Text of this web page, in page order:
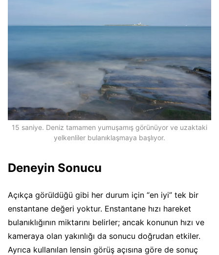
15 saniye. Deniz tamamen yumuşamış görünüyor ve uzaktaki
yelkenliler bulanıklaşmaya başlıyor.
Deneyin Sonucu
Açıkça görüldüğü gibi her durum için “en iyi” tek bir
enstantane değeri yoktur. Enstantane hızı hareket
bulanıklığının miktarını belirler; ancak konunun hızı ve
kameraya olan yakınlığı da sonucu doğrudan etkiler.
Ayrıca kullanılan lensin görüş açısına göre de sonuç